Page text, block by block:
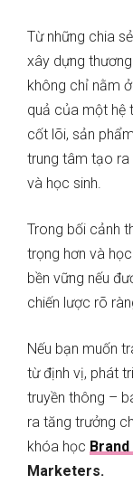
Từ những chia
xây dựng
không chỉ nằm
quả của một hệ
cốt lõi, sản
trung tâm tạo ra
và học sinh.
Trong bối cảnh
trọng hơn và
bền vững nếu
chiến lược rõ
Nếu bạn muốn
từ định vị, phát
truyền thông –
ra tăng trưởng
khóa học
Marketers.